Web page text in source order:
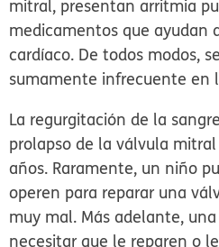
mitral, presentan arritmia
medicamentos que ayudan
cardíaco. De todos modos,
sumamente infrecuente en
La regurgitación de la
prolapso de la válvula
años. Raramente, un niño
operen para reparar una
muy mal. Más adelante,
necesitar que le reparen o